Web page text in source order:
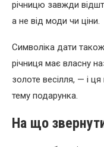
річницю завжди
а не від моди чи ціни.
Символіка дати
річниця має власну
золоте весілля, — і
тему подарунка.
На що